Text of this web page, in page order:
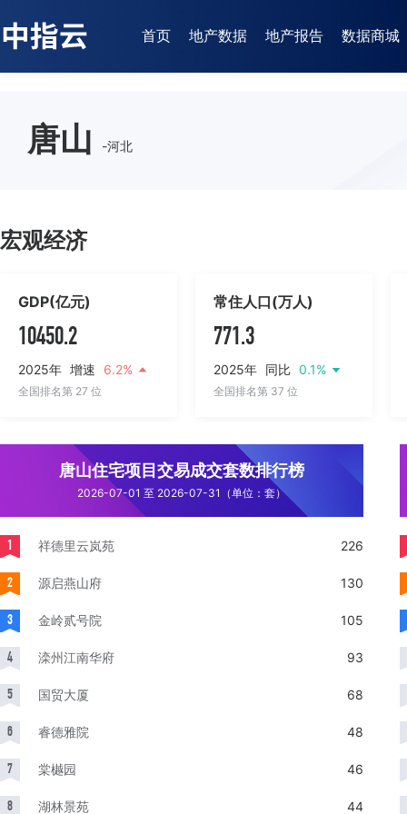
首页 地产数据 地产报告 数据商城
唐山 -河北
宏观经济
GDP(亿元)
10450.2
2025年 增速 6.2%
全国排名第 27 位
常住人口(万人)
771.3
2025年 同比 0.1%
全国排名第 37 位
唐山住宅项目交易成交套数排行榜
2026-07-01 至 2026-07-31（单位：套）
1 祥德里云岚苑 226
2 源启燕山府 130
3 金岭贰号院 105
4 滦州江南华府 93
5 国贸大厦 68
6 睿德雅院 48
7 棠樾园 46
8 湖林景苑 44